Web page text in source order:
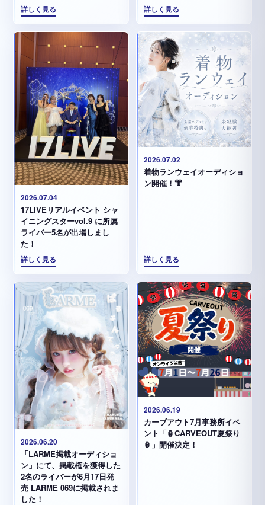
詳しく見る 詳しく見る
2026.07.04
17LIVEリアルイベント シャ
イニングスターvol.9 に所属
ライバー5名が出場しまし
た！
詳しく見る
2026.07.02
着物ランウェイオーディショ
ン開催！👘
詳しく見る
2026.06.20
「LARME掲載オーディショ
ン」にて、掲載権を獲得した
2名のライバーが6月17日発
売 LARME 069に掲載されま
した！
2026.06.19
カーブアウト7月事務所イベ
ント「🏮CARVEOUT夏祭り
🏮」開催決定！